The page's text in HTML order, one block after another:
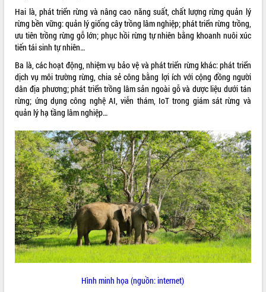
ĐIỂM TIN VĂN BẢN
QUY HOẠCH - KẾ HOẠCH
Hai là, phát triển rừng và nâng cao năng suất, chất lượng rừng quản lý
rừng bền vững: quản lý giống cây trồng lâm nghiệp; phát triển rừng trồng,
ưu tiên trồng rừng gỗ lớn; phục hồi rừng tự nhiên bằng khoanh nuôi xúc
tiến tái sinh tự nhiên…
Ba là, các hoạt động, nhiệm vụ bảo vệ và phát triển rừng khác: phát triển
dịch vụ môi trường rừng, chia sẻ công bằng lợi ích với cộng đồng người
dân địa phương; phát triển trồng lâm sản ngoài gỗ và dược liệu dưới tán
rừng; ứng dụng công nghệ AI, viễn thám, IoT trong giám sát rừng và
quản lý hạ tầng lâm nghiệp…
Hình minh họa (nguồn: internet)